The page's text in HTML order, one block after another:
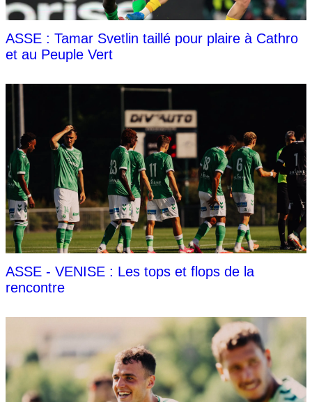
ASSE : Tamar Svetlin taillé pour plaire à Cathro
et au Peuple Vert
ASSE - VENISE : Les tops et flops de la
rencontre